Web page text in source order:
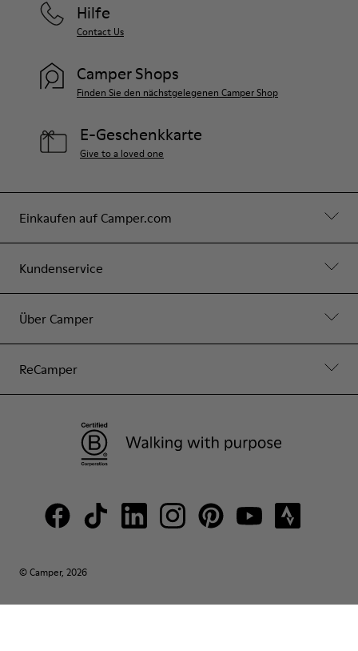
Einkaufen auf Camper.com
Kundenservice
Über Camper
ReCamper
Hilfe
Contact Us
Camper Shops
Finden Sie den nächstgelegenen Camper Shop
E-Geschenkkarte
Give to a loved one
© Camper, 2026